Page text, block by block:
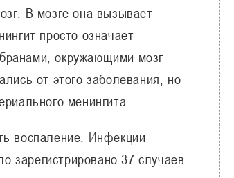
В мозге она вызывает
просто означает
окружающими мозг
от этого заболевания, но
менингита.
воспаление. Инфекции
37 случаев.